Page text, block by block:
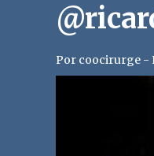
Por coocirurge -